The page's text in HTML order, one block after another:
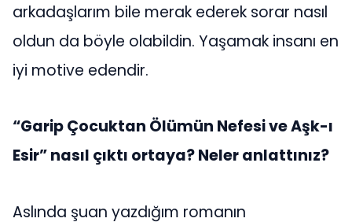
arkadaşlarım bile merak ederek sorar nasıl
oldun da böyle olabildin. Yaşamak insanı en
iyi motive edendir.
“Garip Çocuktan Ölümün Nefesi ve Aşk-ı
Esir” nasıl çıktı ortaya? Neler anlattınız?
Aslında şuan yazdığım romanın